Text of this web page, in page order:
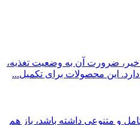
ضرورت آن به وضعیت تغذیه،
این محصولات برای تکمیل...
و متنوعی داشته باشد، باز هم